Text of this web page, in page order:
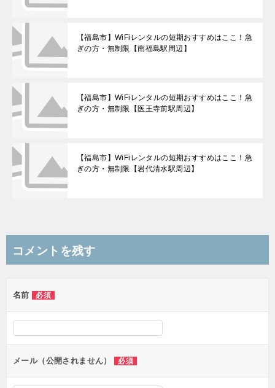
【福島市】WiFiレンタルの短期おすすめはここ！急
ぎの方・無制限【南福島駅周辺】
【福島市】WiFiレンタルの短期おすすめはここ！急
ぎの方・無制限【医王寺前駅周辺】
【福島市】WiFiレンタルの短期おすすめはここ！急
ぎの方・無制限【岩代清水駅周辺】
コメントを残す
名前 必須
メール（公開されません） 必須